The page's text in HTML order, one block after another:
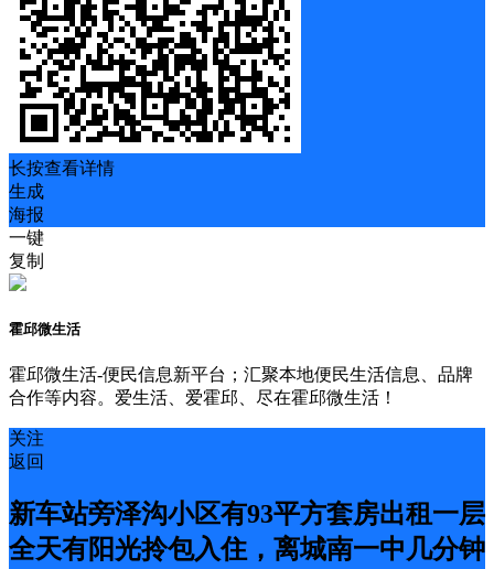
长按查看详情
生成
海报
一键
复制
霍邱微生活
霍邱微生活-便民信息新平台；汇聚本地便民生活信息、品牌
合作等内容。爱生活、爱霍邱、尽在霍邱微生活！
关注
返回
新车站旁泽沟小区有93平方套房出租一层
全天有阳光拎包入住，离城南一中几分钟